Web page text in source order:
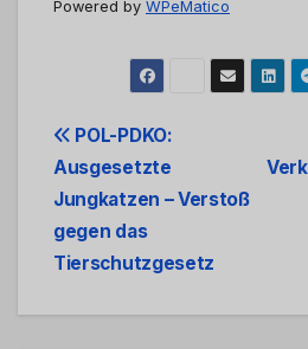
Powered by WPeMatico
Beitrags-
Navigation
POL-PDKO:
Ausgesetzte
Jungkatzen – Verstoß
gegen das
Tierschutzgesetz